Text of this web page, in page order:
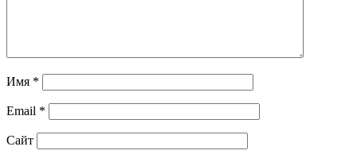
Имя *
Email *
Сайт